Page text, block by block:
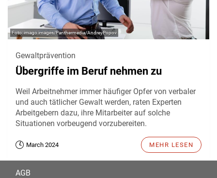
imago images/Panthermedia/AndreyPopov
Gewaltprävention
Übergriffe im Beruf nehmen zu
Weil Arbeitnehmer immer häufiger Opfer von verbaler
und auch tätlicher Gewalt werden, raten Experten
Arbeitgebern dazu, ihre Mitarbeiter auf solche
Situationen vorbeugend vorzubereiten.
March 2024 MEHR LESEN
AGB